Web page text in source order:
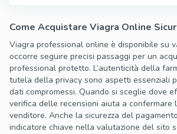
Come Acquistare Viagra Online
Viagra professional online è disponibile su
occorre seguire precisi passaggi per un
professional protetto. L’autenticità della
tutela della privacy sono aspetti essenziali
dati compromessi. Quando si sceglie dove
verifica delle recensioni aiuta a confermare
venditore. Anche la sicurezza del
indicatore chiave nella valutazione del sito